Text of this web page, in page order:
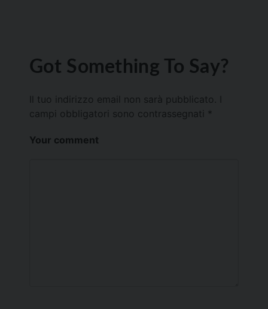
Got Something To Say?
Il tuo indirizzo email non sarà pubblicato.
campi obbligatori sono contrassegnati *
Your comment